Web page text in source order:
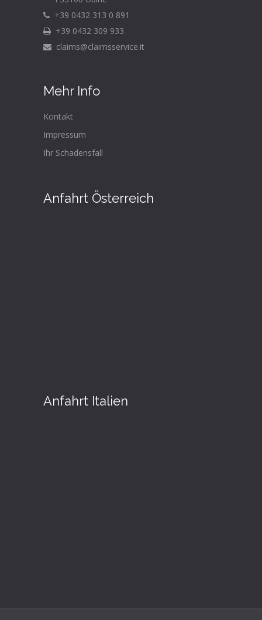
+39 0432 313 0 891
+39 0432 309 933
claims@claimsservice.it
Mehr Info
Kontakt
Impressum
Ihr Schadensfall
Anfahrt Österreich
Anfahrt Italien